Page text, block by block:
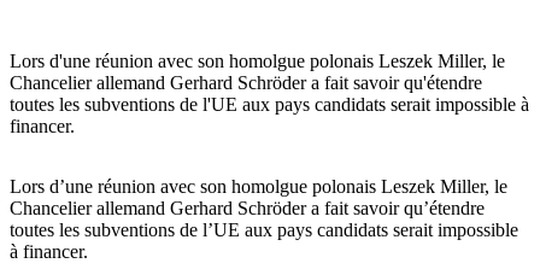
Lors d'une réunion avec son homolgue polonais Leszek Miller, le
Chancelier allemand Gerhard Schröder a fait savoir qu'étendre
toutes les subventions de l'UE aux pays candidats serait impossible à
financer.
Lors d’une réunion avec son homolgue polonais Leszek Miller, le
Chancelier allemand Gerhard Schröder a fait savoir qu’étendre
toutes les subventions de l’UE aux pays candidats serait impossible
à financer.